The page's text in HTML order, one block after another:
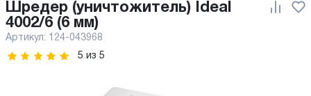
Шредер (уничтожитель) Ideal
4002/6 (6 мм)
Артикул: 124-043968
5 из 5